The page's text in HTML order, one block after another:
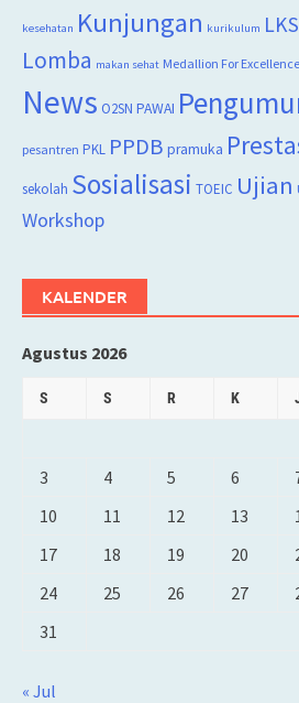
kesehatan Kunjungan kurikulum LKS
Lomba makan sehat Medallion For
News O2SN PAWAI
pesantren PKL PPDB pramuka
sekolah Sosialisasi TOEIC Ujian
Workshop
KALENDER
Agustus 2026
S S R K
3
4 5 6
10
11 12 13
17
18 19 20
24
25 26 27
31
« Jul